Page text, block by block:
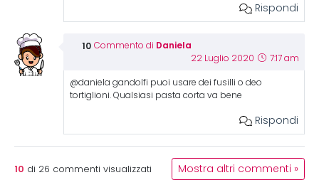
Rispondi
Commento di Daniela
22 Luglio 2020 7:17 am
@daniela gandolfi puoi usare dei fusilli o deo
tortiglioni. Qualsiasi pasta corta va bene
Rispondi
10 di 26 commenti visualizzati Mostra altri commenti »